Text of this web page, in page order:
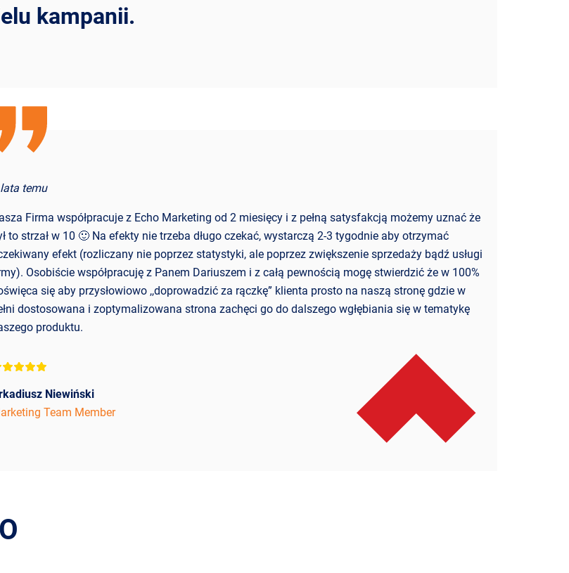
kampanii.
temu
Firma współpracuje z Echo Marketing od 2 miesięcy i z pełną satysfakcją możemy uznać że
to strzał w 10 🙂 Na efekty nie trzeba długo czekać, wystarczą 2-3 tygodnie aby otrzymać
efekt (rozliczany nie poprzez statystyki, ale poprzez zwiększenie sprzedaży bądź usługi
Osobiście współpracuję z Panem Dariuszem i z całą pewnością mogę stwierdzić że w 100%
się aby przysłowiowo ,,doprowadzić za rączkę” klienta prosto na naszą stronę gdzie w
dostosowana i zoptymalizowana strona zachęci go do dalszego wgłębiania się w tematykę
produktu.
Niewiński
Team Member